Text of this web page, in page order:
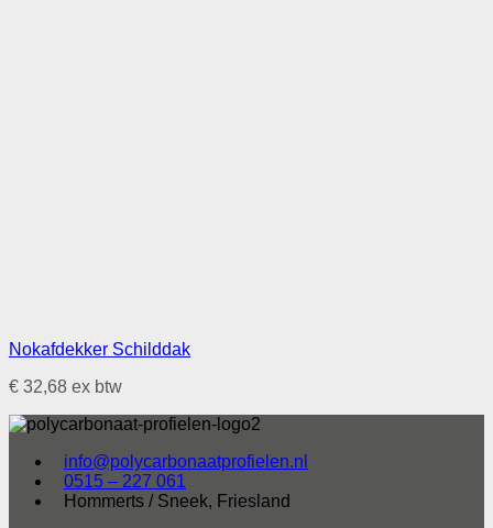
Nokafdekker Schilddak
€ 32,68 ex btw
info@polycarbonaatprofielen.nl
0515 – 227 061
Hommerts / Sneek, Friesland